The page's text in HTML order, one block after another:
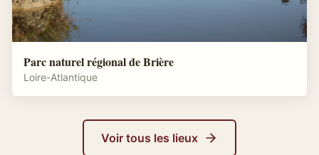
Parc naturel régional de Brière
Loire-Atlantique
Voir tous les lieux